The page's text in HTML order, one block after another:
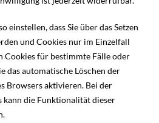
einstellen, dass Sie über das Setzen
und Cookies nur im Einzelfall
Cookies für bestimmte Fälle oder
das automatische Löschen der
Browsers aktivieren. Bei der
kann die Funktionalität dieser